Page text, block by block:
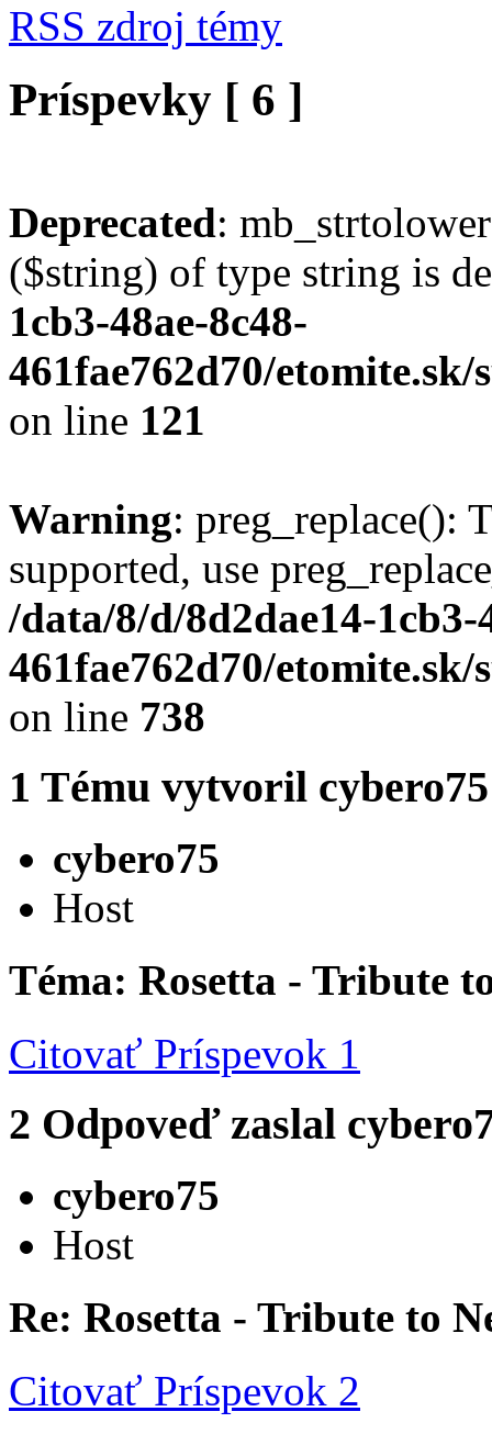
RSS zdroj témy
Príspevky [ 6 ]
Deprecated:
($string) of type string is
1cb3-48ae-8c48-
461fae762d70/
on line 121
Warning: preg_replace():
supported, use
/data/8/d/8d2dae14-1cb3-
461fae762d70/
on line 738
1 Tému vytvoril cybero75
cybero75
Host
Téma: Rosetta - Tribute
Citovať Príspevok 1
2 Odpoveď zaslal
cybero75
Host
Re: Rosetta - Tribute to
Citovať Príspevok 2